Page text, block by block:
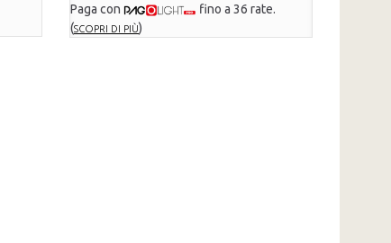
Paga con
fino a 36 rate.
(SCOPRI DI PIÙ)